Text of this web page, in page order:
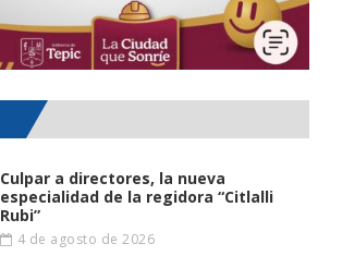
Culpar a directores, la nueva
especialidad de la regidora “Citlalli
Rubi”
4 de agosto de 2026